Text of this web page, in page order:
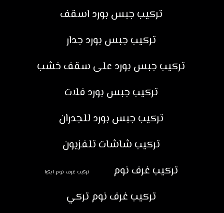
تركيب جبس بورد اسقف
تركيب جبس بورد جدار
تركيب جبس بورد على سقف خشب
تركيب جبس بورد فلات
تركيب جبس بورد للجدران
تركيب شاشات تلفزيون
تركيب غرف نوم
تركيب غرف نوم ايكيا
تركيب غرف نوم تركي